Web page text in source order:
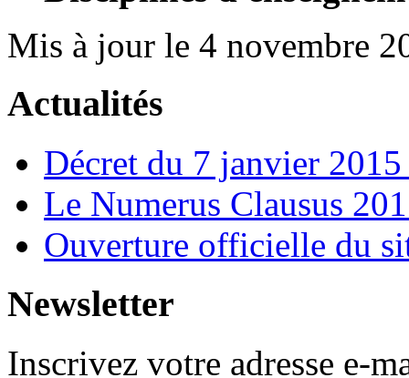
Mis à jour le 4 novembre
Actualités
Décret du 7 janvier
Le Numerus Clausus
Ouverture officielle du
Newsletter
Inscrivez votre adresse e-